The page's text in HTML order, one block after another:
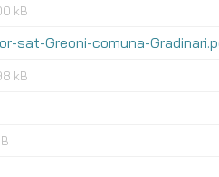
kB
sat-Greoni-comuna-
kB